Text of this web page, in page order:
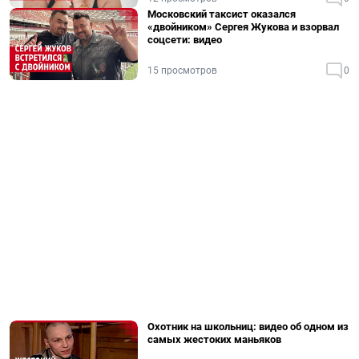
Московский таксист оказался
«двойником» Сергея Жукова и взорвал
соцсети: видео
15 просмотров 0
Охотник на школьниц: видео об одном из
самых жестоких маньяков